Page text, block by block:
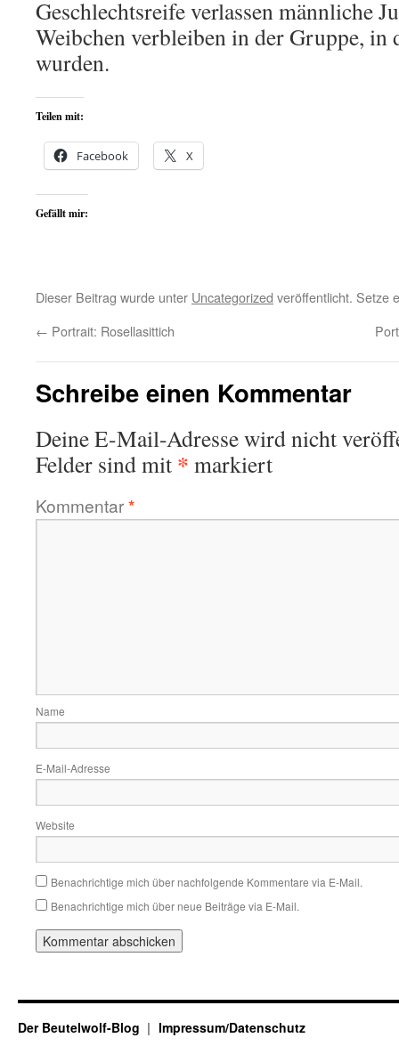
Geschlechtsreife verlassen männliche
Weibchen verbleiben in der Gruppe, in
wurden.
Teilen mit:
Facebook X
Gefällt mir:
Dieser Beitrag wurde unter Uncategorized veröffentlicht. Setze
← Portrait: Rosellasittich
Schreibe einen Kommentar
Deine E-Mail-Adresse wird nicht
Felder sind mit * markiert
Kommentar*
Name
E-Mail-Adresse
Website
Benachrichtige mich über nachfolgende Kommentare via E-Mail.
Benachrichtige mich über neue Beiträge via E-Mail.
Der Beutelwolf-Blog Impressum/Datenschutz